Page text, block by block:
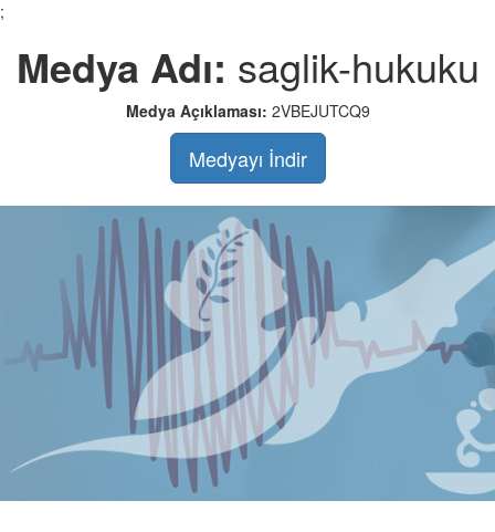
;
Medya Adı: saglik-hukuku
Medya Açıklaması: 2VBEJUTCQ9
Medyayı İndir